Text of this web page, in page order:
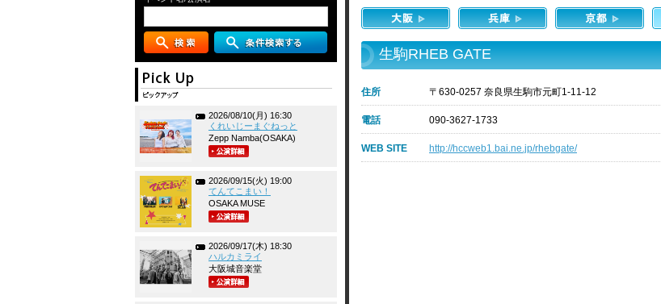
生駒RHEB GATE
住所 〒630-0257 奈良県生駒市元町1-11-12
電話 090-3627-1733
WEB SITE http://hccweb1.bai.ne.jp/rhebgate/
2026/08/10(月) 16:30
くれいじーまぐねっと
Zepp Namba(OSAKA)
2026/09/15(火) 19:00
てんてこまい！
OSAKA MUSE
2026/09/17(木) 18:30
ハルカミライ
大阪城音楽堂